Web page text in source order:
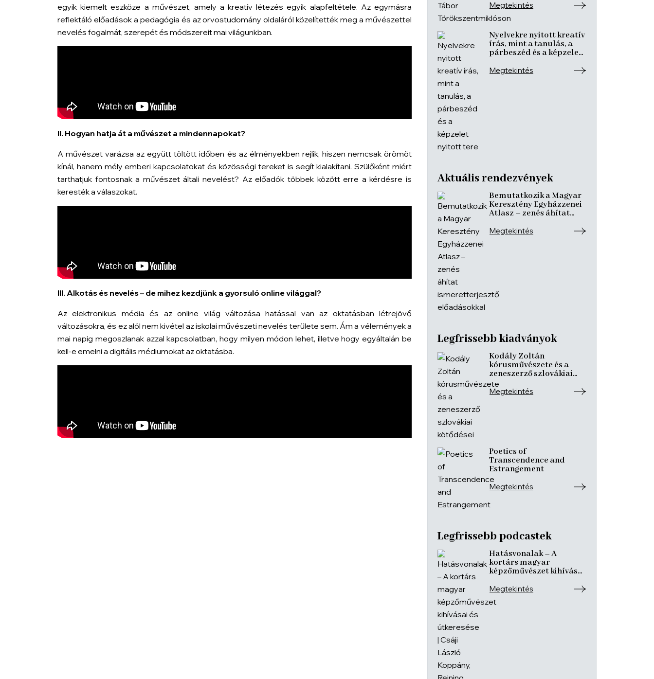
egyik kiemelt eszköze a művészet, amely a kreatív létezés egyik alapfeltétele. Az egymásra
reflektáló előadások a pedagógia és az orvostudomány oldaláról közelítették meg a művészettel
nevelés fogalmát, szerepét és módszereit mai világunkban.
II. Hogyan hatja át a művészet a mindennapokat?
A művészet varázsa az együtt töltött időben és az élményekben rejlik, hiszen nemcsak örömöt
kínál, hanem mély emberi kapcsolatokat és közösségi tereket is segít kialakítani. Szülőként miért
tarthatjuk fontosnak a művészet általi nevelést? Az előadók többek között erre a kérdésre is
keresték a válaszokat.
III. Alkotás és nevelés – de mihez kezdjünk a gyorsuló online világgal?
Az elektronikus média és az online világ változása hatással van az oktatásban létrejövő
változásokra, és ez alól nem kivétel az iskolai művészeti nevelés területe sem. Ám a vélemények a
mai napig megoszlanak azzal kapcsolatban, hogy milyen módon lehet, illetve hogy egyáltalán be
kell-e emelni a digitális médiumokat az oktatásba.
Megtekintés
Nyelvekre nyitott kreatív
írás, mint a tanulás, a
párbeszéd és a képzelet
Megtekintés
Aktuális rendezvények
Bemutatkozik a Magyar
Keresztény Egyházzenei
Atlasz – zenés áhítat
előadásokkal
Megtekintés
Legfrissebb kiadványok
Kodály Zoltán
kórusművészete és a
zeneszerző szlovákiai
kötődései
Megtekintés
Poetics of
Transcendence and
Estrangement
Megtekintés
Legfrissebb podcastek
Hatásvonalak – A
kortárs magyar
képzőművészet kihívásai
László Koppány, Reining
Vivien, Szurcsik József
Megtekintés